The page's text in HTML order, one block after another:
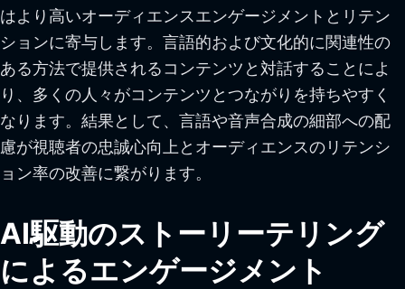
はより高いオーディエンスエンゲージメントとリテン
ションに寄与します。言語的および文化的に関連性の
ある方法で提供されるコンテンツと対話することによ
り、多くの人々がコンテンツとつながりを持ちやすく
なります。結果として、言語や音声合成の細部への配
慮が視聴者の忠誠心向上とオーディエンスのリテンシ
ョン率の改善に繋がります。
AI駆動のストーリーテリング
によるエンゲージメント